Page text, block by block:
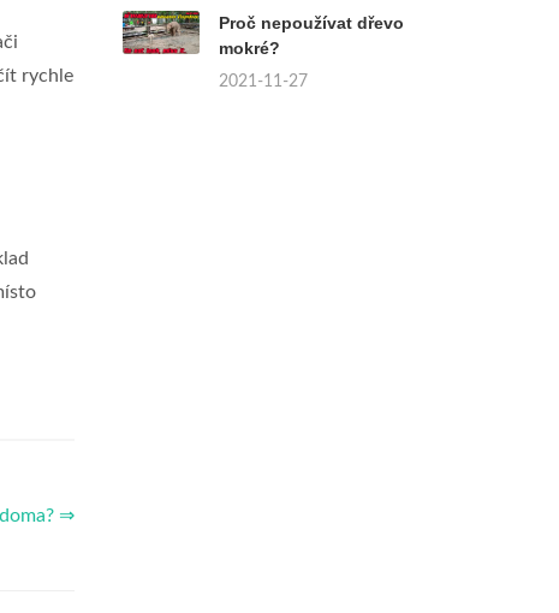
rychle
⇒
Proč nepoužívat dřevo
mokré?
2021-11-27